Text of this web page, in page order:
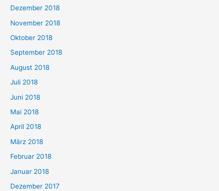
Dezember 2018
November 2018
Oktober 2018
September 2018
August 2018
Juli 2018
Juni 2018
Mai 2018
April 2018
März 2018
Februar 2018
Januar 2018
Dezember 2017